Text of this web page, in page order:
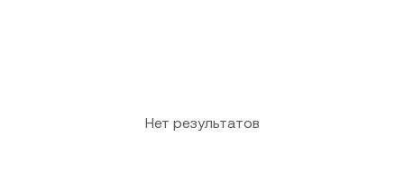
Нет результатов